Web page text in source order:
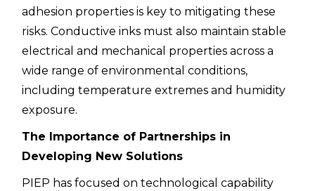
adhesion properties is key to mitigating these
risks. Conductive inks must also maintain stable
electrical and mechanical properties across a
wide range of environmental conditions,
including temperature extremes and humidity
exposure.
The Importance of Partnerships in
Developing New Solutions
PIEP has focused on technological capability